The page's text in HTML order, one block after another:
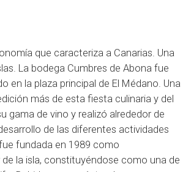
que caracteriza a Canarias. Una
La bodega Cumbres de Abona fue
en la plaza principal de El Médano. Una
más de esta fiesta culinaria y del
gama de vino y realizó alrededor de
de las diferentes actividades
fundada en 1989 como
la isla, constituyéndose como una de